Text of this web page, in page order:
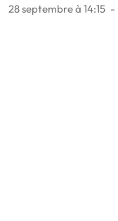
28 septembre à 14:15